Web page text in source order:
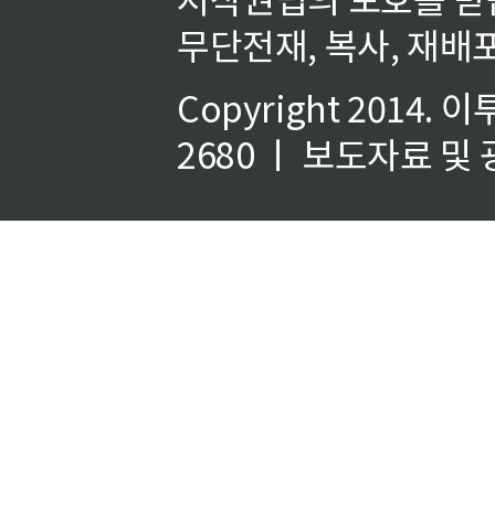
무단전재, 복사, 재배
Copyright 2014. 이
2680 ㅣ 보도자료